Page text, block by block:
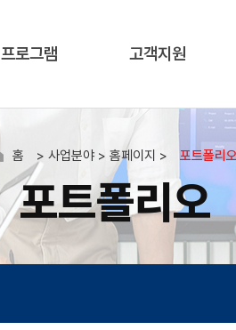
프로그램 고객지원
홈 > 사업분야 > 홈페이지 > 포트폴리오
포트폴리오